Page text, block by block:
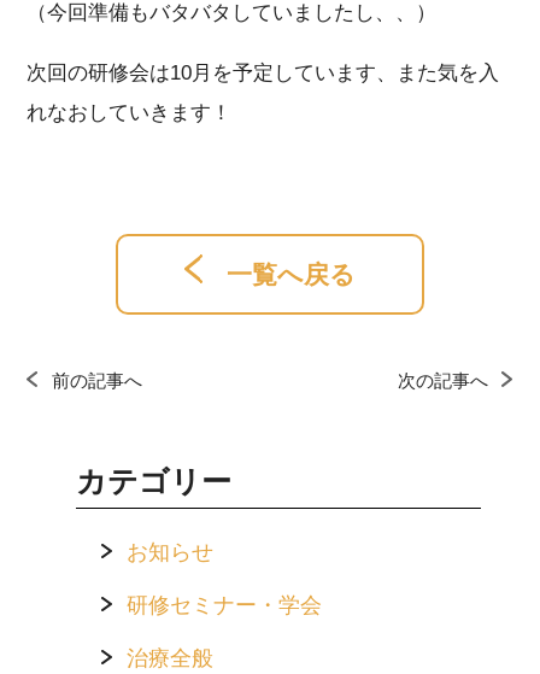
（今回準備もバタバタしていましたし、、）
次回の研修会は10月を予定しています、また気を入
れなおしていきます！
一覧へ戻る
前の記事へ 次の記事へ
カテゴリー
お知らせ
研修セミナー・学会
治療全般